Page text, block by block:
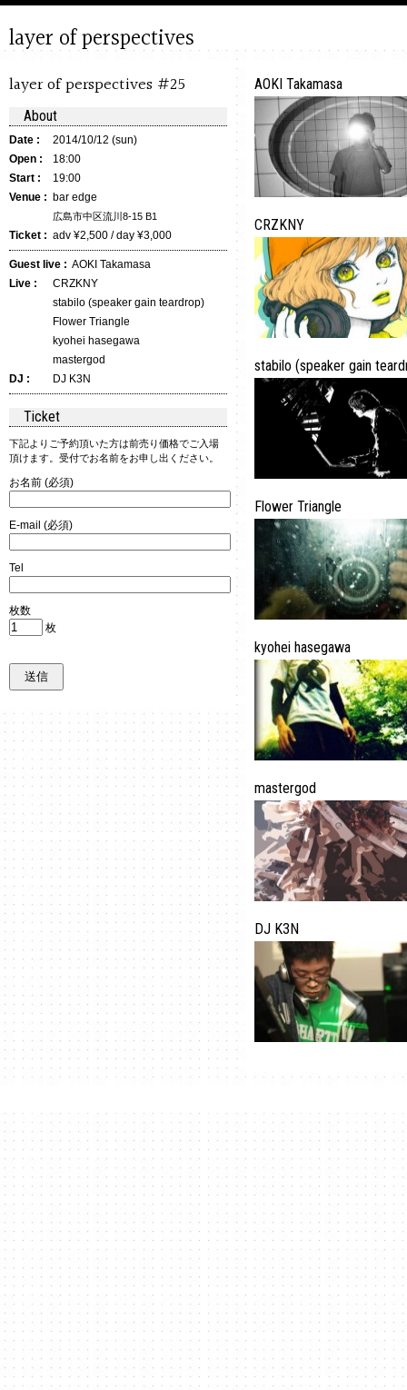
layer of perspectives
layer of perspectives #25
About
Date :
2014/10/12 (sun)
Open :
18:00
Start :
19:00
Venue : bar edge
広島市中区流川8-15 B1
Ticket : adv ¥2,500 / day ¥3,000
Guest live : AOKI Takamasa
Live :
CRZKNY
stabilo (speaker gain teardrop)
Flower Triangle
kyohei hasegawa
mastergod
DJ :
DJ K3N
Ticket
下記よりご予約頂いた方は前売り価格でご入場
頂けます。受付でお名前をお申し出ください。
お名前 (必須)
E-mail (必須)
Tel
枚数
枚
AOKI Takamasa
CRZKNY
stabilo (speaker gain
Flower Triangle
kyohei hasegawa
mastergod
DJ K3N